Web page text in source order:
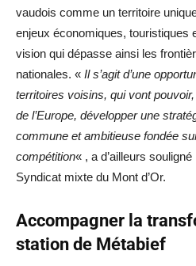
vaudois comme un territoire
enjeux économiques, touristiques
vision qui dépasse ainsi les
nationales. « Il s’agit d’une
territoires voisins, qui vont
de l’Europe, développer une
commune et ambitieuse fondée
compétition« , a d’ailleurs
Syndicat mixte du Mont d’Or.
Accompagner la
station de Métabief